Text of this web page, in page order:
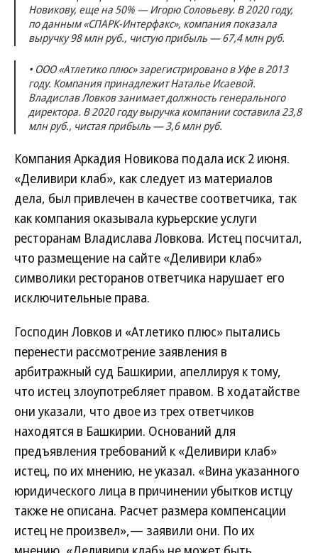
Новикову, еще на 50% — Игорю Соловьеву. В 2020 году,
по данным «СПАРК-Интерфакс», компания показала
выручку 98 млн руб., чистую прибыль — 67,4 млн руб.
• ООО «Атлетико плюс» зарегистрировано в Уфе в 2013
году. Компания принадлежит Наталье Исаевой.
Владислав Ловков занимает должность генерального
директора. В 2020 году выручка компании составила 23,8
млн руб., чистая прибыль — 3,6 млн руб.
Компания Аркадия Новикова подала иск 2 июня.
«Деливири клаб», как следует из материалов
дела, был привлечен в качестве соответчика, так
как компания оказывала курьерские услуги
ресторанам Владислава Ловкова. Истец посчитал,
что размещение на сайте «Деливири клаб»
символики ресторанов ответчика нарушает его
исключительные права.
Господин Ловков и «Атлетико плюс» пытались
перенести рассмотрение заявления в
арбитражный суд Башкирии, апеллируя к тому,
что истец злоупотребляет правом. В ходатайстве
они указали, что двое из трех ответчиков
находятся в Башкирии. Оснований для
предъявления требований к «Деливири клаб»
истец, по их мнению, не указал. «Вина указанного
юридического лица в причинении убытков истцу
также не описана. Расчет размера компенсации
истец не произвел»,— заявили они. По их